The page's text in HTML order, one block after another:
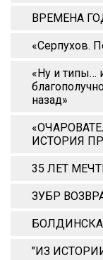
ВРЕМЕНА
«Серпухов.
«Ну и типы…
назад»
ИСТОРИЯ
35 ЛЕТ
ЗУБР
"ИЗ